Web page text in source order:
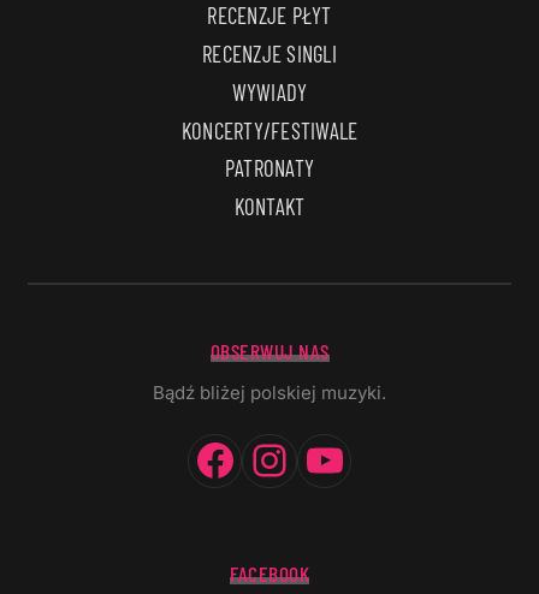
RECENZJE PŁYT
RECENZJE SINGLI
WYWIADY
KONCERTY/FESTIWALE
PATRONATY
KONTAKT
OBSERWUJ NAS
Bądź bliżej polskiej muzyki.
Facebook
Instagram
FACEBOOK